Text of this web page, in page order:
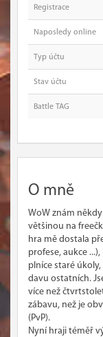
Registrace
Naposledy online
Typ účtu
Stav účtu
Battle TAG
O mně
WoW znám
většinou na
hra mě dostala
profese, aukce
plníce staré
davu ostatních.
více než
zábavu, než je
(PvP).
Nyní hraji téměř